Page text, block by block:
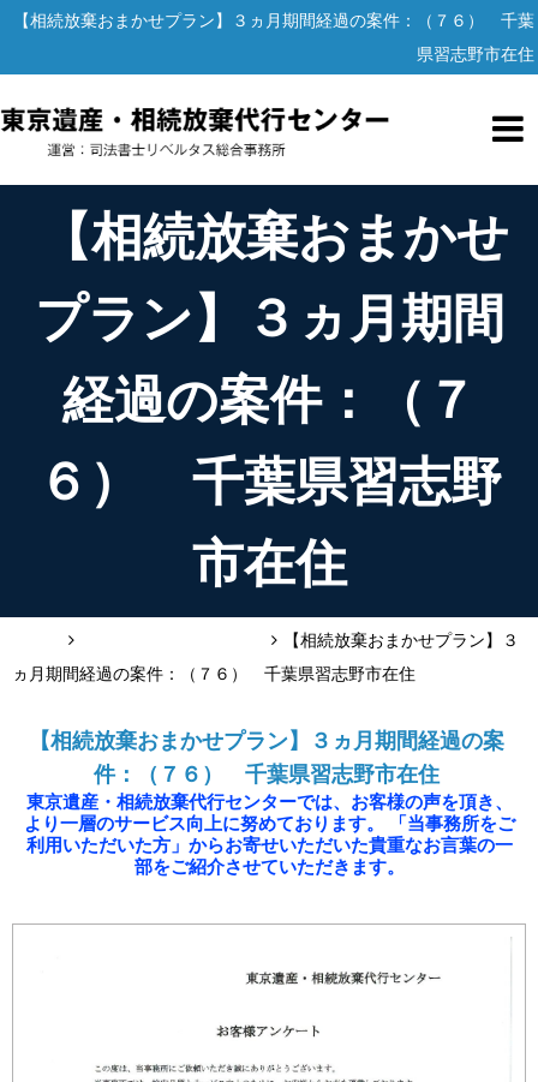
【相続放棄おまかせプラン】３ヵ月期間経過の案件：（７６） 千葉
県習志野市在住
【相続放棄おまかせ
プラン】３ヵ月期間
経過の案件：（７
６） 千葉県習志野
市在住
【相続放棄おまかせプラン】３
ヵ月期間経過の案件：（７６） 千葉県習志野市在住
【相続放棄おまかせプラン】３ヵ月期間経過の案
件：（７６） 千葉県習志野市在住
東京遺産・相続放棄代行センターでは、お客様の声を頂き、
より一層のサービス向上に努めております。 「当事務所をご
利用いただいた方」からお寄せいただいた貴重なお言葉の一
部をご紹介させていただきます。